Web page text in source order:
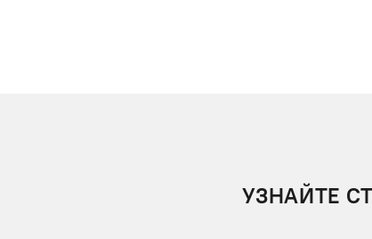
УЗНАЙТЕ